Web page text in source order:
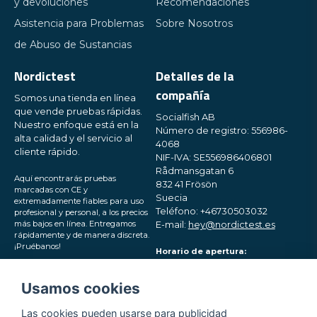
Asistencia para Problemas
de Abuso de Sustancias
Sobre Nosotros
Nordictest
Somos una tienda en línea
que vende pruebas rápidas.
Nuestro enfoque está en la
alta calidad y el servicio al
cliente rápido.
Aquí encontrarás pruebas
marcadas con CE y
extremadamente fiables para uso
profesional y personal, a los precios
más bajos en línea. Entregamos
rápidamente y de manera discreta.
¡Pruébanos!
sociales
Detalles de la
compañía
Socialfish AB
Número de registro: 556986-
4068
NIF-IVA: SE556986406801
Rådmansgatan 6
832 41 Frösön
Suecia
Teléfono: +46730503032
E-mail: hey@nordictest.es
Horario de apertura:
Usamos cookies
Las cookies pueden usarse para publicidad